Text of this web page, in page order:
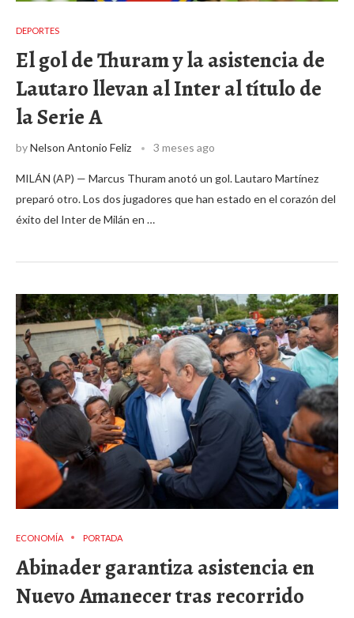
DEPORTES
El gol de Thuram y la asistencia de
Lautaro llevan al Inter al título de
la Serie A
byNelson Antonio Feliz 3 meses ago
MILÁN (AP) — Marcus Thuram anotó un gol. Lautaro Martínez
preparó otro. Los dos jugadores que han estado en el corazón del
éxito del Inter de Milán en …
ECONOMÍA PORTADA
Abinader garantiza asistencia en
Nuevo Amanecer tras recorrido